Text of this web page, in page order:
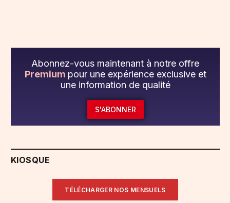
Abonnez-vous maintenant à notre offre
Premium pour une expérience exclusive et
une information de qualité
S'ABONNER
KIOSQUE
TÉLÉCHARGER NOS MENSUELS